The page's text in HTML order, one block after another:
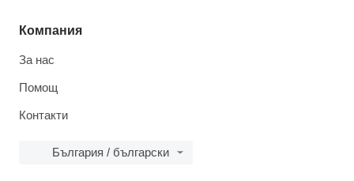
Компания
За нас
Помощ
Контакти
България / български